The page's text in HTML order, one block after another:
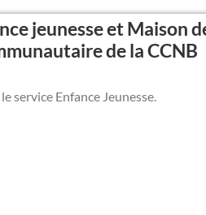
jeunesse et Maison
de la CCNB
service Enfance Jeunesse.